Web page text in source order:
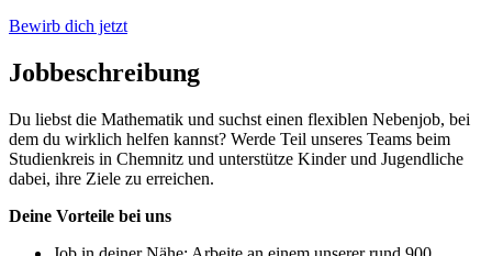
Bewirb dich jetzt
Jobbeschreibung
Du liebst die Mathematik und suchst einen flexiblen Nebenjob, bei
dem du wirklich helfen kannst? Werde Teil unseres Teams beim
Studienkreis in Chemnitz und unterstütze Kinder und Jugendliche
dabei, ihre Ziele zu erreichen.
Deine Vorteile bei uns